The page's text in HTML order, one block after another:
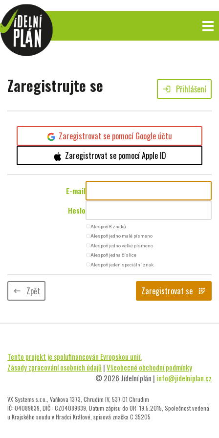
Zaregistrujte se login Přihlášení
Zaregistrovat se pomocí Google účtu
Zaregistrovat se pomocí Apple ID
E-mail
Heslo
radio_button_uncheckedAlespoň 8 znaků
radio_button_uncheckedAlespoň jedno malé písmeno
radio_button_uncheckedAlespoň jedno velké písmeno
radio_button_uncheckedAlespoň jedna číslice
radio_button_uncheckedAlespoň jeden speciální znak
keyboard_backspace Zpět Zaregistrovat se app_registration
Tento projekt je spolufinancován Evropskou unií.
Zásady zpracování osobních údajů |Všeobecné obchodní podmínky
© 2026 Jídelní plán | info@jidelniplan.cz
VX Systems s.r.o., Vaňkova 1373, Chrudim IV, 537 01 Chrudim
IČ: 04089839, DIČ : CZ04089839, Datum zápisu do OR: 19.5.2015, Společnost vedená
u Krajského soudu v Hradci Králové, spisová značka C 35205